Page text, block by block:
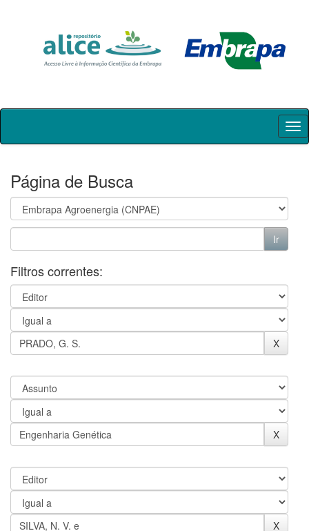
Skip
Página de Busca
Filtros correntes: